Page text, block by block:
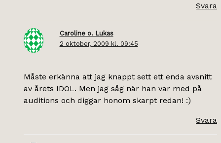
Svara
Caroline o. Lukas
2 oktober, 2009 kl. 09:45
Måste erkänna att jag knappt sett ett enda avsnitt
av årets IDOL. Men jag såg när han var med på
auditions och diggar honom skarpt redan! :)
Svara